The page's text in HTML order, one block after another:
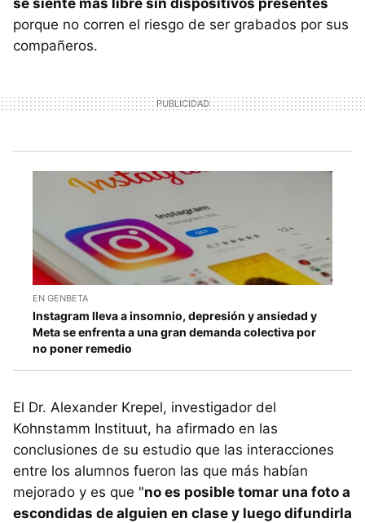
porque no corren el riesgo de ser grabados por sus
compañeros.
EN GENBETA
Instagram lleva a insomnio, depresión y ansiedad y
Meta se enfrenta a una gran demanda colectiva por
no poner remedio
El Dr. Alexander Krepel, investigador del
Kohnstamm Instituut, ha afirmado en las
conclusiones de su estudio que las interacciones
entre los alumnos fueron las que más habían
mejorado y es que "no es posible tomar una foto a
escondidas de alguien en clase y luego difundirla